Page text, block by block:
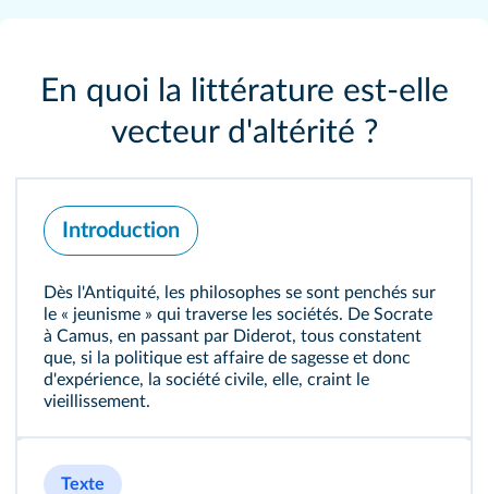
En quoi la littérature est‑elle
vecteur d'altérité ?
Introduction
Dès l'Antiquité, les philosophes se sont penchés sur
le « jeunisme » qui traverse les sociétés. De Socrate
à Camus, en passant par Diderot, tous constatent
que, si la politique est affaire de sagesse et donc
d'expérience, la société civile, elle, craint le
vieillissement.
Texte